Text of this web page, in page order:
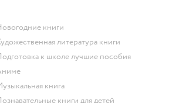
новогодние книги
художественная литература книги
подготовка к школе лучшие пособия
Аниме
музыкальная книга
познавательные книги для детей